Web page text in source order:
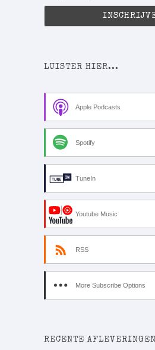
LUISTER HIER...
Apple Podcasts
Spotify
TuneIn
Youtube Music
RSS
More Subscribe Options
RECENTE AFLEVERINGEN